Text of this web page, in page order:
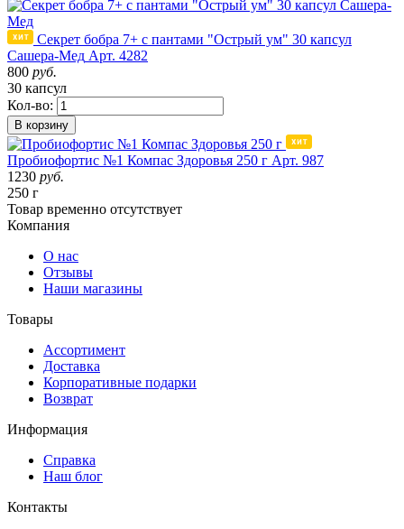
Секрет бобра 7+ с пантами "Острый ум" 30 капсул
Сашера-Мед Арт. 4282
800 руб.
30 капсул
Кол-во:
В корзину
Пробиофортис №1 Компас Здоровья 250 г Арт. 987
1230 руб.
250 г
Товар временно отсутствует
Компания
О нас
Отзывы
Наши магазины
Товары
Ассортимент
Доставка
Корпоративные подарки
Возврат
Информация
Справка
Наш блог
Контакты